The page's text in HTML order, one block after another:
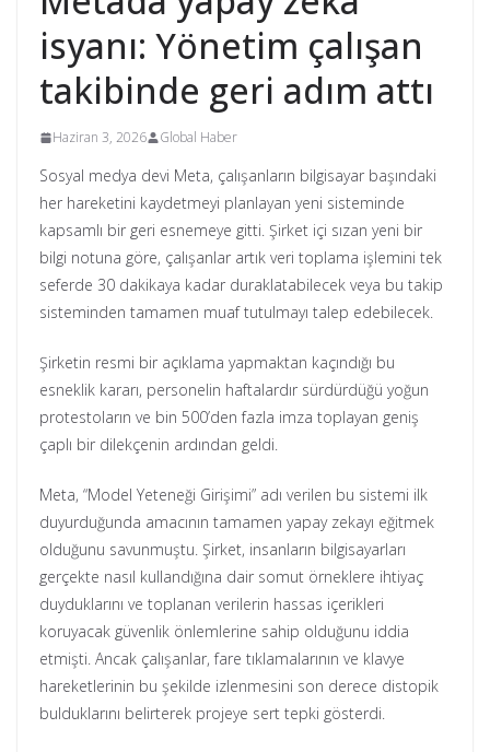
isyanı: Yönetim çalışan
takibinde geri adım attı
Haziran 3, 2026 Global Haber
Sosyal medya devi Meta, çalışanların bilgisayar başındaki
her hareketini kaydetmeyi planlayan yeni sisteminde
kapsamlı bir geri esnemeye gitti. Şirket içi sızan yeni bir
bilgi notuna göre, çalışanlar artık veri toplama işlemini tek
seferde 30 dakikaya kadar duraklatabilecek veya bu takip
sisteminden tamamen muaf tutulmayı talep edebilecek.
Şirketin resmi bir açıklama yapmaktan kaçındığı bu
esneklik kararı, personelin haftalardır sürdürdüğü yoğun
protestoların ve bin 500’den fazla imza toplayan geniş
çaplı bir dilekçenin ardından geldi.
Meta, “Model Yeteneği Girişimi” adı verilen bu sistemi ilk
duyurduğunda amacının tamamen yapay zekayı eğitmek
olduğunu savunmuştu. Şirket, insanların bilgisayarları
gerçekte nasıl kullandığına dair somut örneklere ihtiyaç
duyduklarını ve toplanan verilerin hassas içerikleri
koruyacak güvenlik önlemlerine sahip olduğunu iddia
etmişti. Ancak çalışanlar, fare tıklamalarının ve klavye
hareketlerinin bu şekilde izlenmesini son derece distopik
bulduklarını belirterek projeye sert tepki gösterdi.